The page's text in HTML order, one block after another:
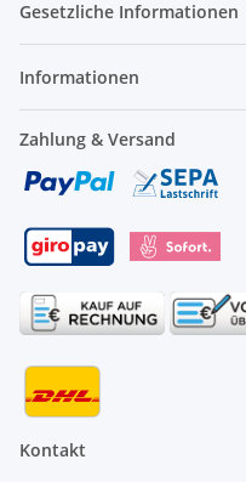
Gesetzliche Informationen
Informationen
Zahlung & Versand
Kontakt